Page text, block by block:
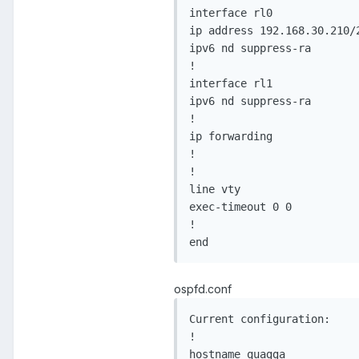
interface rl0
ip address 192.168.30.210/
ipv6 nd suppress-ra
!
interface rl1
ipv6 nd suppress-ra
!
ip forwarding
!
!
line vty
exec-timeout 0 0
!
ospfd.conf
Current configuration:
!
hostname quagga